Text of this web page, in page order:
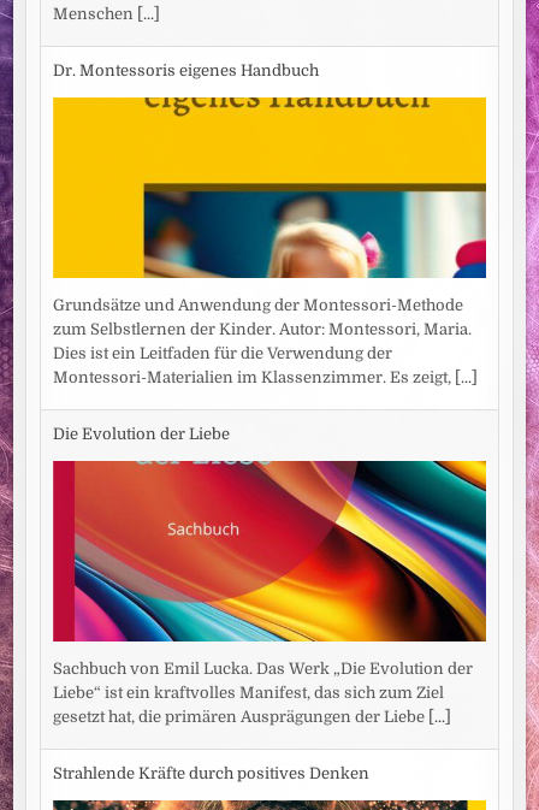
Menschen
[...]
Dr. Montessoris eigenes Handbuch
Grundsätze und Anwendung der Montessori-Methode
zum Selbstlernen der Kinder. Autor: Montessori, Maria.
Dies ist ein Leitfaden für die Verwendung der
Montessori-Materialien im Klassenzimmer. Es zeigt,
[...]
Die Evolution der Liebe
Sachbuch von Emil Lucka. Das Werk „Die Evolution der
Liebe“ ist ein kraftvolles Manifest, das sich zum Ziel
gesetzt hat, die primären Ausprägungen der Liebe [...]
Strahlende Kräfte durch positives Denken